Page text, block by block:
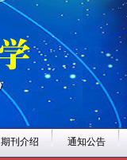
期刊介绍 通知公告